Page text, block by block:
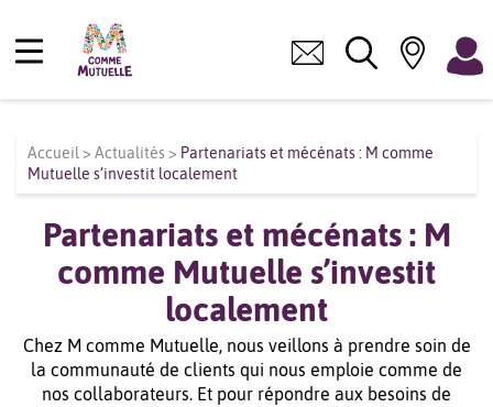
Accueil > Actualités> Partenariats et mécénats : M comme
Mutuelle s’investit localement
Partenariats et mécénats : M
comme Mutuelle s’investit
localement
Chez M comme Mutuelle, nous veillons à prendre soin de
la communauté de clients qui nous emploie comme de
nos collaborateurs. Et pour répondre aux besoins de